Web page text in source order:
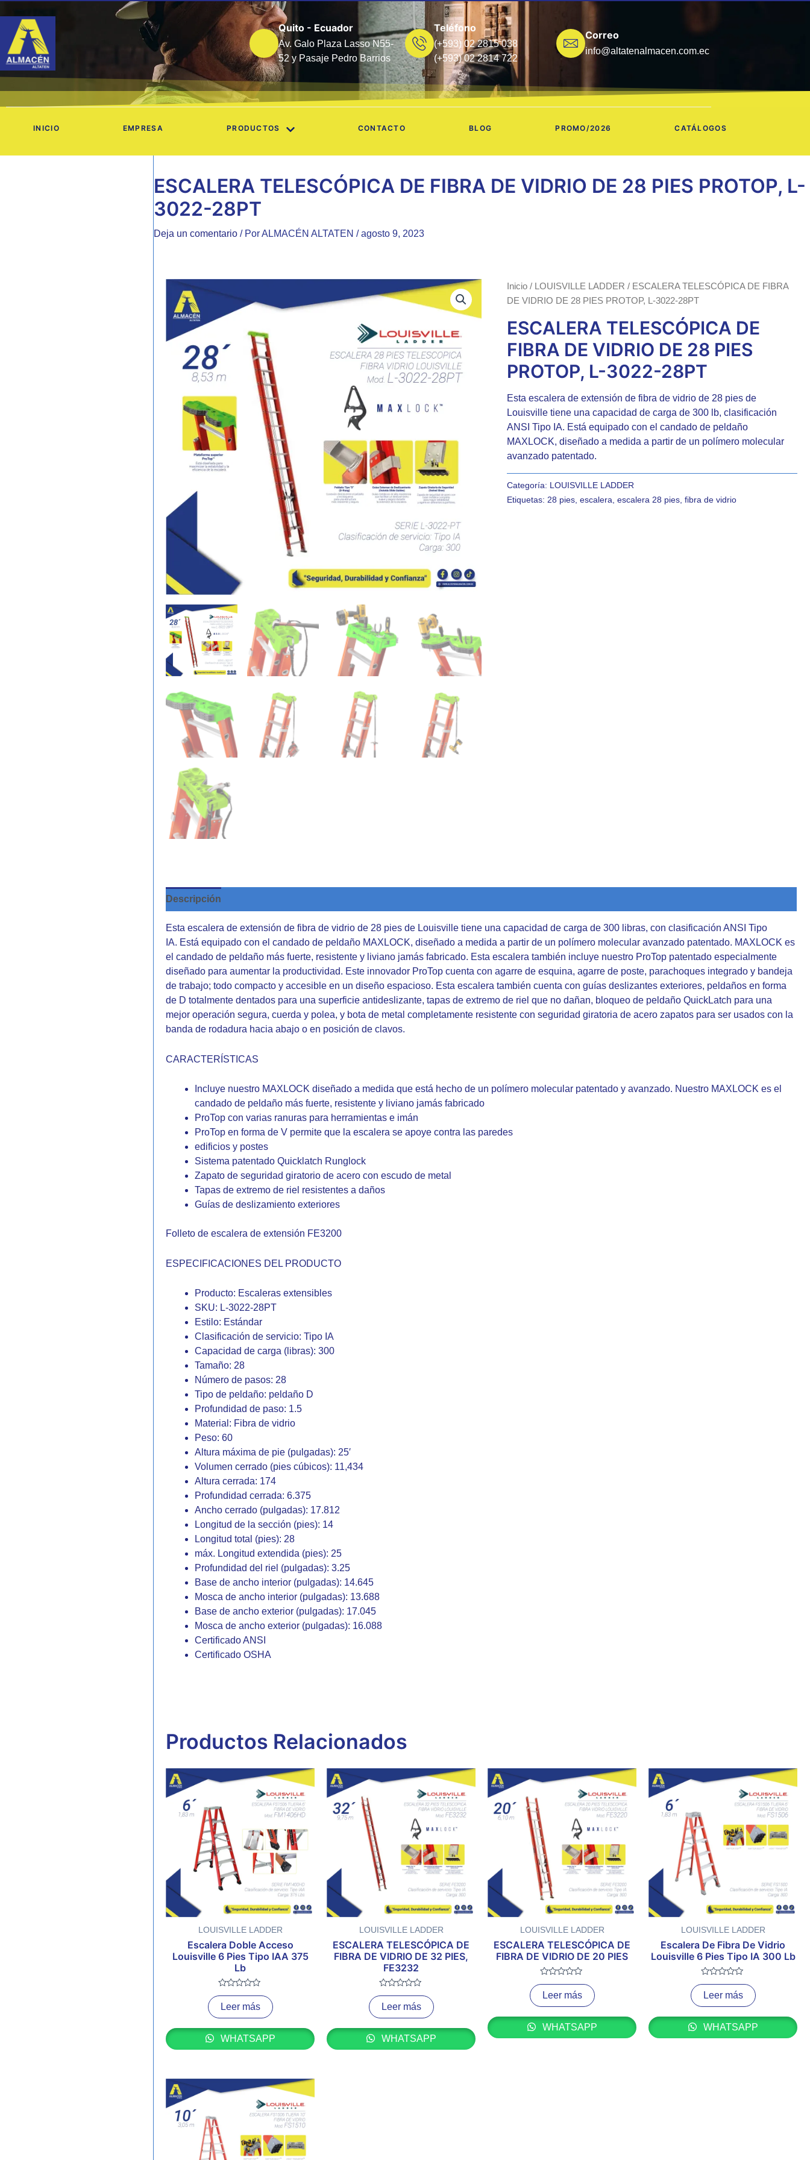
contenido
Quito - Ecuador
Av. Galo Plaza Lasso N55-
52 y Pasaje Pedro Barrios
Teléfono
(+593) 02 2815 038
(+593) 02 2814 722
Correo
info@altatenalmacen.com.ec
INICIO EMPRESA PRODUCTOS CONTACTO BLOG PROMO/2026 CATÁLOGOS
ESCALERA TELESCÓPICA DE FIBRA DE VIDRIO DE 28 PIES PROTOP, L-
3022-28PT
Deja un comentario / PorALMACÉN ALTATEN/agosto 9, 2023
Inicio / LOUISVILLE LADDER / ESCALERA TELESCÓPICA DE FIBRA
DE VIDRIO DE 28 PIES PROTOP, L-3022-28PT
ESCALERA TELESCÓPICA DE
FIBRA DE VIDRIO DE 28 PIES
PROTOP, L-3022-28PT
Esta escalera de extensión de fibra de vidrio de 28 pies de
Louisville tiene una capacidad de carga de 300 lb, clasificación
ANSI Tipo IA. Está equipado con el candado de peldaño
MAXLOCK, diseñado a medida a partir de un polímero molecular
avanzado patentado.
Categoría: LOUISVILLE LADDER
Etiquetas:28 pies,escalera,escalera 28 pies,fibra de vidrio
Descripción
Esta escalera de extensión de fibra de vidrio de 28 pies de Louisville tiene una capacidad de carga de 300 libras, con clasificación ANSI Tipo
IA. Está equipado con el candado de peldaño MAXLOCK, diseñado a medida a partir de un polímero molecular avanzado patentado. MAXLOCK es
el candado de peldaño más fuerte, resistente y liviano jamás fabricado. Esta escalera también incluye nuestro ProTop patentado especialmente
diseñado para aumentar la productividad. Este innovador ProTop cuenta con agarre de esquina, agarre de poste, parachoques integrado y bandeja
de trabajo; todo compacto y accesible en un diseño espacioso. Esta escalera también cuenta con guías deslizantes exteriores, peldaños en forma
de D totalmente dentados para una superficie antideslizante, tapas de extremo de riel que no dañan, bloqueo de peldaño QuickLatch para una
mejor operación segura, cuerda y polea, y bota de metal completamente resistente con seguridad giratoria de acero zapatos para ser usados ​​con la
banda de rodadura hacia abajo o en posición de clavos.
CARACTERÍSTICAS
Incluye nuestro MAXLOCK diseñado a medida que está hecho de un polímero molecular patentado y avanzado. Nuestro MAXLOCK es el
candado de peldaño más fuerte, resistente y liviano jamás fabricado
ProTop con varias ranuras para herramientas e imán
ProTop en forma de V permite que la escalera se apoye contra las paredes
edificios y postes
Sistema patentado Quicklatch Runglock
Zapato de seguridad giratorio de acero con escudo de metal
Tapas de extremo de riel resistentes a daños
Guías de deslizamiento exteriores
Folleto de escalera de extensión FE3200
ESPECIFICACIONES DEL PRODUCTO
Producto: Escaleras extensibles
SKU: L-3022-28PT
Estilo: Estándar
Clasificación de servicio: Tipo IA
Capacidad de carga (libras): 300
Tamaño: 28
Número de pasos: 28
Tipo de peldaño: peldaño D
Profundidad de paso: 1.5
Material: Fibra de vidrio
Peso: 60
Altura máxima de pie (pulgadas): 25′
Volumen cerrado (pies cúbicos): 11,434
Altura cerrada: 174
Profundidad cerrada: 6.375
Ancho cerrado (pulgadas): 17.812
Longitud de la sección (pies): 14
Longitud total (pies): 28
máx. Longitud extendida (pies): 25
Profundidad del riel (pulgadas): 3.25
Base de ancho interior (pulgadas): 14.645
Mosca de ancho interior (pulgadas): 13.688
Base de ancho exterior (pulgadas): 17.045
Mosca de ancho exterior (pulgadas): 16.088
Certificado ANSI
Certificado OSHA
Productos Relacionados
LOUISVILLE LADDER
Escalera Doble Acceso
Louisville 6 Pies Tipo IAA 375
Lb
Valorado
con
0
de
Leer más
WHATSAPP
LOUISVILLE LADDER
ESCALERA TELESCÓPICA DE
FIBRA DE VIDRIO DE 32 PIES,
FE3232
Valorado
con
0
de
Leer más
WHATSAPP
LOUISVILLE LADDER
ESCALERA TELESCÓPICA DE
FIBRA DE VIDRIO DE 20 PIES
Valorado
con
0
de
Leer más
WHATSAPP
LOUISVILLE LADDER
Escalera De Fibra De Vidrio
Louisville 6 Pies Tipo IA 300 Lb
Valorado
con
0
de
Leer más
WHATSAPP